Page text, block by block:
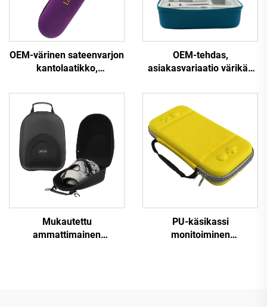
OEM-värinen sateenvarjon
kantolaatikko,
sylinterimäinen EVA-
hiustyyli- ja -
leikkurityökalujen
säilytyslaatikko
vetoketjuilla, kätevä
kantaa ja säilyttää
OEM-tehdas,
asiakasvariaatio värikäs
PU/EVA-kirurgisten
laitteiden laatikko
Mukautettu
ammattimainen
PU-käsikassi
monitoiminen